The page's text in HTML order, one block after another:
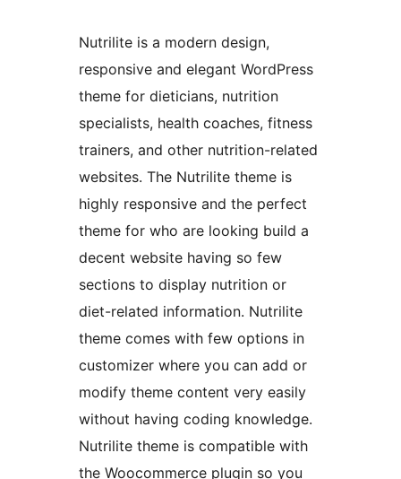
Nutrilite is a modern design,
responsive and elegant WordPress
theme for dieticians, nutrition
specialists, health coaches, fitness
trainers, and other nutrition-related
websites. The Nutrilite theme is
highly responsive and the perfect
theme for who are looking build a
decent website having so few
sections to display nutrition or
diet-related information. Nutrilite
theme comes with few options in
customizer where you can add or
modify theme content very easily
without having coding knowledge.
Nutrilite theme is compatible with
the Woocommerce plugin so you